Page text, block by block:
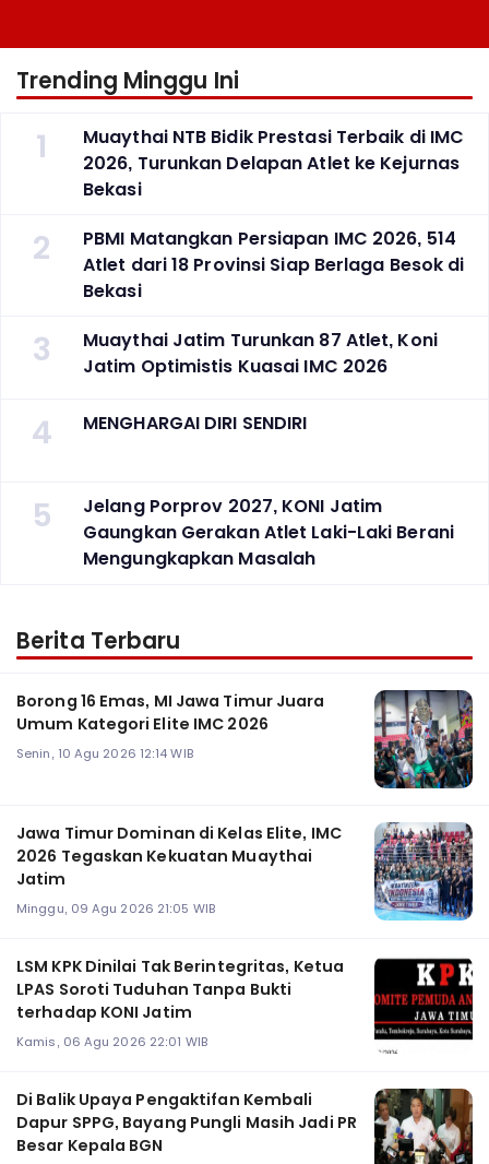
Trending Minggu Ini
1
Muaythai NTB Bidik Prestasi Terbaik di IMC
2026, Turunkan Delapan Atlet ke Kejurnas
Bekasi
2
PBMI Matangkan Persiapan IMC 2026, 514
Atlet dari 18 Provinsi Siap Berlaga Besok di
Bekasi
3
Muaythai Jatim Turunkan 87 Atlet, Koni
Jatim Optimistis Kuasai IMC 2026
4 MENGHARGAI DIRI SENDIRI
5
Jelang Porprov 2027, KONI Jatim
Gaungkan Gerakan Atlet Laki-Laki Berani
Mengungkapkan Masalah
Berita Terbaru
Borong 16 Emas, MI Jawa Timur Juara
Umum Kategori Elite IMC 2026
Senin, 10 Agu 2026 12:14 WIB
Jawa Timur Dominan di Kelas Elite, IMC
2026 Tegaskan Kekuatan Muaythai
Jatim
Minggu, 09 Agu 2026 21:05 WIB
LSM KPK Dinilai Tak Berintegritas, Ketua
LPAS Soroti Tuduhan Tanpa Bukti
terhadap KONI Jatim
Kamis, 06 Agu 2026 22:01 WIB
Di Balik Upaya Pengaktifan Kembali
Dapur SPPG, Bayang Pungli Masih Jadi PR
Besar Kepala BGN